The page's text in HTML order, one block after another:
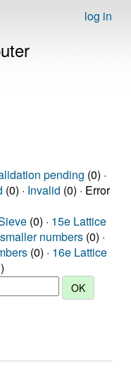
log in
pending (0) ·
(0) · Invalid (0) · Error
(0) · 15e Lattice
numbers (0) ·
(0) · 16e Lattice